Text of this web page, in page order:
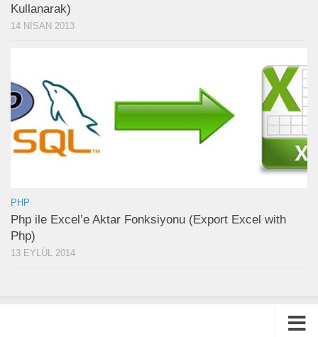
Kullanarak)
14 NISAN 2013
PHP
Php ile Excel’e Aktar Fonksiyonu (Export Excel with
Php)
13 EYLÜL 2014